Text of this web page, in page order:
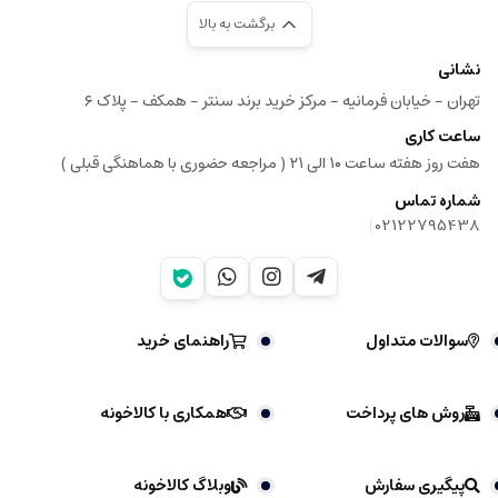
برگشت به بالا
نشانی
تهران - خیابان فرمانیه - مرکز خرید برند سنتر - همکف - پلاک ۶
ساعت کاری
هفت روز هفته ساعت ۱۰ الی ۲۱ ( مراجعه حضوری با هماهنگی قبلی )
شماره تماس
02122795438
|
سوالات متداول راهنمای خرید
روش های پرداخت همکاری با کالاخونه
پیگیری سفارش وبلاگ کالاخونه